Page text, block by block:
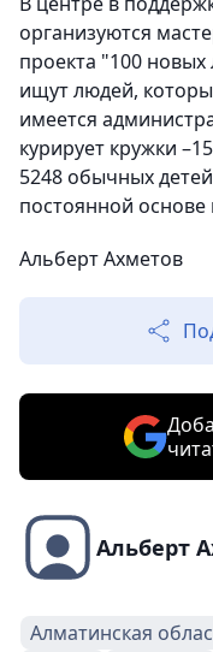
организуются
проекта "100 новых
ищут людей,
имеется
курирует кружки
5248 обычных
постоянной основе
Альберт Ахметов
Альберт
Алматинская